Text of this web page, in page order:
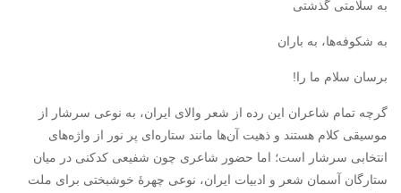
به سلامتی گذشتی
به شکوفه‌ها، به باران
برسان سلام ما را!
گرچه تمام شاعران این رده از شعر والای ایران، به نوعی سرشار از
موسیقی کلام هستند و ذهیت آن‌ها مانند ستاره‌ای پر نور از واژه‌های
انتخابی سرشار است؛ اما حضور شاعری چون شفیعی کدکنی در میان
ستارگان آسمان شعر و ادبیات ایران، نوعی چهرهٔ خوشبختی برای ملت